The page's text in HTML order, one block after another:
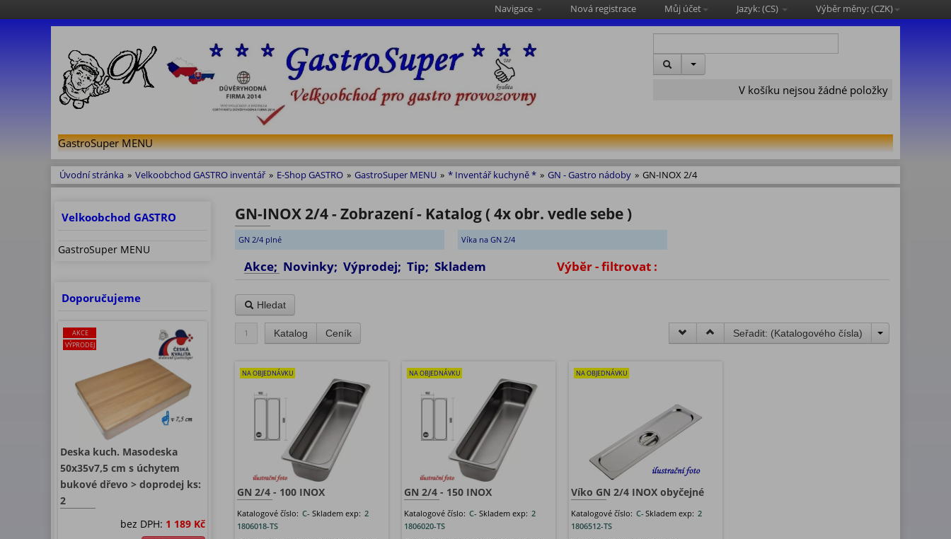
Navigace Nová registrace Můj účet Jazyk: (CS) Výběr měny: (CZK)
V košíku nejsou žádné položky
GastroSuper MENU
Úvodní stránka » Velkoobchod GASTRO inventář » E-Shop GASTRO » GastroSuper MENU » * Inventář kuchyně * » GN - Gastro nádoby » GN-INOX 2/4
Velkoobchod GASTRO
GastroSuper MENU
Doporučujeme
AKCE
VÝPRODEJ
Deska kuch. Masodeska
50x35v7,5 cm s úchytem
bukové dřevo > doprodej ks:
2
bez DPH: 1 189 Kč
GN-INOX 2/4 - Zobrazení - Katalog ( 4x obr. vedle sebe )
GN 2/4 plné Víka na GN 2/4
Akce; Novinky; Výprodej; Tip; Skladem Výběr - filtrovat :
Hledat
1 Katalog Ceník Seřadit: (Katalogového čísla)
NA OBJEDNÁVKU
GN 2/4 - 100 INOX
Katalogové číslo: C-
1806018-TS
Skladem exp: 2
NA OBJEDNÁVKU
GN 2/4 - 150 INOX
Katalogové číslo: C-
1806020-TS
Skladem exp: 2
NA OBJEDNÁVKU
Víko GN 2/4 INOX obyčejné
Katalogové číslo: C-
1806512-TS
Skladem exp: 2